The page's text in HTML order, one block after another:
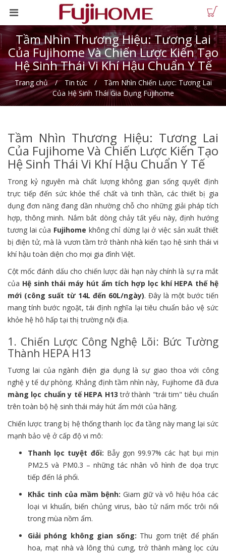
Tầm Nhìn Thương Hiệu: Tương Lai
Của Fujihome Và Chiến Lược Kiến Tạo
Hệ Sinh Thái Vi Khí Hậu Chuẩn Y Tế
Trang chủ Tin tức
Tầm Nhìn Chiến Lược: Tương Lai
Của Hệ Sinh Thái Gia Dụng Fujihome
Tầm Nhìn Thương Hiệu: Tương Lai
Của Fujihome Và Chiến Lược Kiến Tạo
Hệ Sinh Thái Vi Khí Hậu Chuẩn Y Tế
Trong kỷ nguyên mà chất lượng không gian sống quyết định
trực tiếp đến sức khỏe thể chất và tinh thần, các thiết bị gia
dụng đơn năng đang dần nhường chỗ cho những giải pháp tích
hợp, thông minh. Nắm bắt dòng chảy tất yếu này, định hướng
tương lai của Fujihome không chỉ dừng lại ở việc sản xuất thiết
bị điện tử, mà là vươn tầm trở thành nhà kiến tạo hệ sinh thái vi
khí hậu toàn diện cho mọi gia đình Việt.
Cột mốc đánh dấu cho chiến lược dài hạn này chính là sự ra mắt
của Hệ sinh thái máy hút ẩm tích hợp lọc khí HEPA thế hệ
mới (công suất từ 14L đến 60L/ngày). Đây là một bước tiến
mang tính bước ngoặt, tái định nghĩa lại tiêu chuẩn bảo vệ sức
khỏe hệ hô hấp tại thị trường nội địa.
1. Chiến Lược Công Nghệ Lõi: Bức Tường
Thành HEPA H13
Tương lai của ngành điện gia dụng là sự giao thoa với công
nghệ y tế dự phòng. Khẳng định tầm nhìn này, Fujihome đã đưa
màng lọc chuẩn y tế HEPA H13 trở thành "trái tim" tiêu chuẩn
trên toàn bộ hệ sinh thái máy hút ẩm mới của hãng.
Chiến lược trang bị hệ thống thanh lọc đa tầng này mang lại sức
mạnh bảo vệ ở cấp độ vi mô:
Thanh lọc tuyệt đối: Bẫy gọn 99.97% các hạt bụi mịn
PM2.5 và PM0.3 – những tác nhân vô hình đe dọa trực
tiếp đến lá phổi.
Khắc tinh của mầm bệnh: Giam giữ và vô hiệu hóa các
loại vi khuẩn, biến chủng virus, bào tử nấm mốc trôi nổi
trong mùa nồm ẩm.
Giải phóng không gian sống: Thu gom triệt để phấn
hoa, mạt nhà và lông thú cưng, trở thành màng lọc cứu